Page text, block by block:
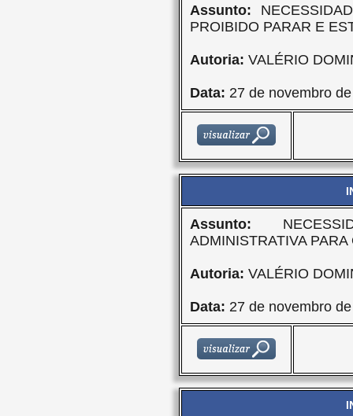
Assunto:
PROIBIDO PARAR E
Autoria: VALÉRIO
Data: 27 de novembro
Assunto:
ADMINISTRATIVA
Autoria: VALÉRIO
Data: 27 de novembro